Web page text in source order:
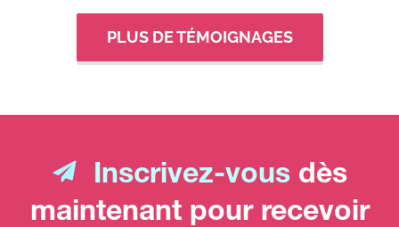
PLUS DE TÉMOIGNAGES
Inscrivez-vous dès
maintenant pour recevoir